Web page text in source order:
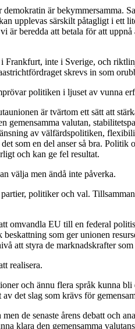
är bekymmersamma.
upplevas särskilt påtagligt i ett
beredda att betala för att
Frankfurt, inte i Sverige, och
skrevs in som
politiken i ljuset av vunna
är tvärtom ett sätt att
gemensamma valutan,
av välfärdspolitiken,
som en del anser så bra.
och kan ge fel resultat.
välja men ändå inte påverka.
politiker och val.
omvandla EU till en federal
som ger unionen
att styra de marknadskrafter
realisera.
och ännu flera språk kunna
det slag som krävs för
de senaste årens debatt och
klara den gemensamma